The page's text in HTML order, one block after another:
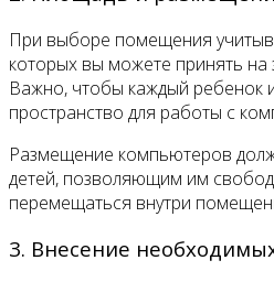
При выборе помещения
которых вы можете принять
Важно, чтобы каждый ребенок
пространство для работы с
Размещение компьютеров
детей, позволяющим им
перемещаться внутри
3. Внесение